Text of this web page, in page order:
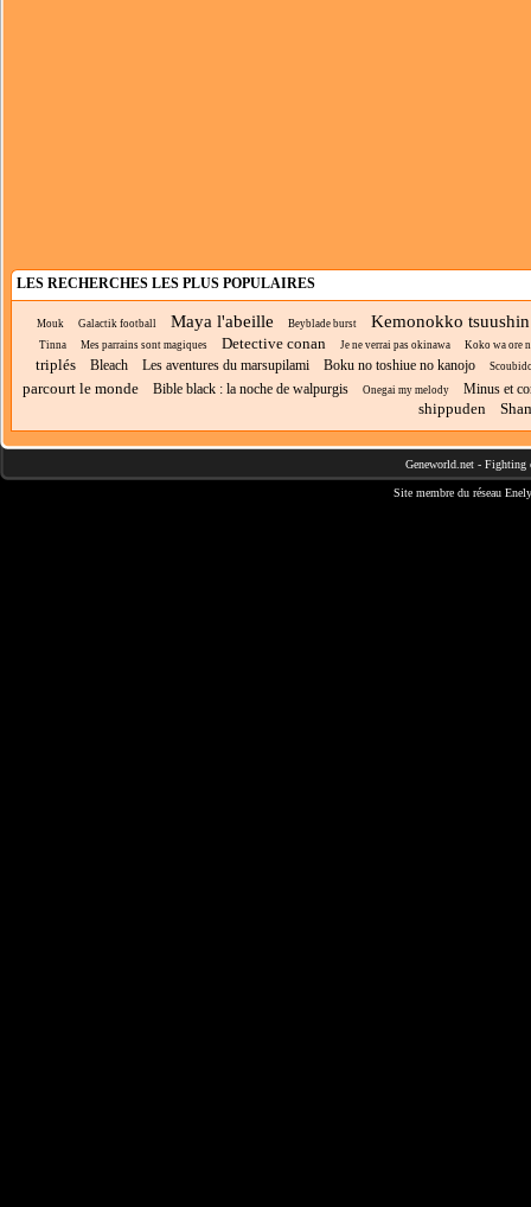
LES RECHERCHES LES PLUS POPULAIRES
Mouk Galactik football Maya l'abeille Beyblade burst Kemonokko tsuushin
Tinna Mes parrains sont magiques Detective conan Je ne verrai pas okinawa Koko wa ore
triplés Bleach Les aventures du marsupilami Boku no toshiue no kanojo
parcourt le monde Bible black : la noche de walpurgis Onegai my melody Minus et
shippuden
Geneworld.net - Fighting
Site membre du réseau